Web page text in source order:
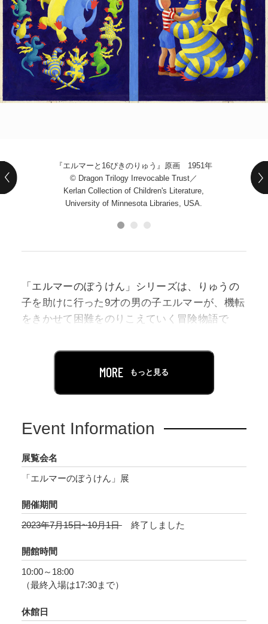
POLICY COMPANY
『エルマーと16ぴきのりゅう』原画 1951年
© Dragon Trilogy Irrevocable Trust／
Kerlan Collection of Children's Literature,
University of Minnesota Libraries, USA.
「エルマーのぼうけん」シリーズは、りゅうの
子を助けに行った9才の男の子エルマーが、機転
をきかせて困難をのりこえていく冒険物語で
けん』『エルマーとりゅう』『エルマーと16ぴ
きのりゅう』（日本語版はいずれも福音館書店
日本で初となる本展では、シリーズ人気のひみ
験することができます。ワニの背中を飛び越
え、王様の宝物を見つけ、そらいろこうげんに
会うことができます。また、アメリカ・ミネソ
タ大学のカーラン・コレクションが所蔵する約
100点の原画を日本で初めて公開します。
70年以上前に描かれた繊細な筆遣いや目の覚め
る色彩をお楽しみください。
MORE もっと見る
Event Information
展覧会名
「エルマーのぼうけん」展
開催期間
2023年7月15日~10月1日
終了しました
開館時間
10:00～18:00
（最終入場は17:30まで）
休館日